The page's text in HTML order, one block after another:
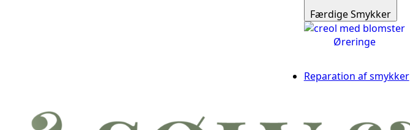
Færdige Smykker
Øreringe
Reparation af smykker